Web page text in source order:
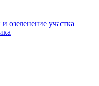
озеленение участка